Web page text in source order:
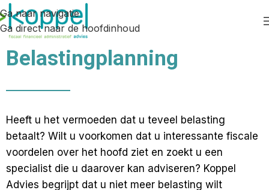
Ga naar navigatie
Ga direct naar de hoofdinhoud
Belastingplanning
Heeft u het vermoeden dat u teveel belasting
betaalt? Wilt u voorkomen dat u interessante fiscale
voordelen over het hoofd ziet en zoekt u een
specialist die u daarover kan adviseren? Koppel
Advies begrijpt dat u niet meer belasting wilt